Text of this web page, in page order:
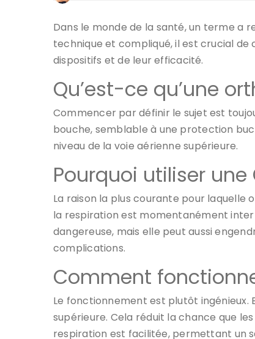
Dans le monde de la santé, un terme a
technique et compliqué, il est crucial
dispositifs et de leur efficacité.
Qu’est-ce qu’une
Commencer par définir le sujet est
bouche, semblable à une protection
niveau de la voie aérienne supérieure.
Pourquoi utiliser une
La raison la plus courante pour laquelle
la respiration est momentanément
dangereuse, mais elle peut aussi
complications.
Comment
Le fonctionnement est plutôt ingénieux.
supérieure. Cela réduit la chance que
respiration est facilitée, permettant un